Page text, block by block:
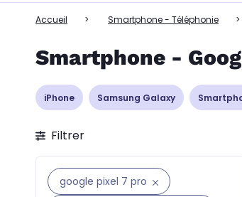
Accueil Smartphone - Téléphonie
Smartphone -
iPhone Samsung Galaxy
Filtrer
google pixel 7 pro